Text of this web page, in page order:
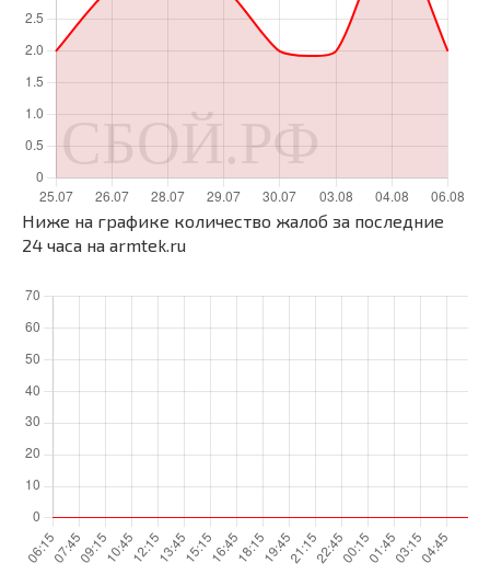
Ниже на графике количество жалоб за последние
24 часа на armtek.ru